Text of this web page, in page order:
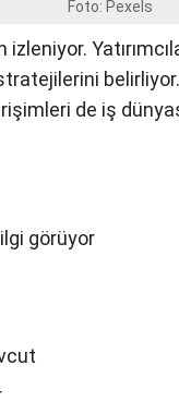
Foto: Pexels
oranları ve
Yatırımcılar ve iş
de iş
görüyor